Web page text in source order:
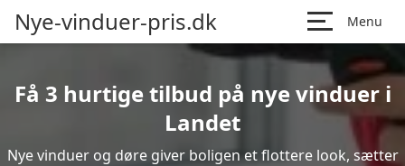
Nye-vinduer-pris.dk Menu
Få 3 hurtige tilbud på nye vinduer i
Landet
Nye vinduer og døre giver boligen et flottere look, sætter